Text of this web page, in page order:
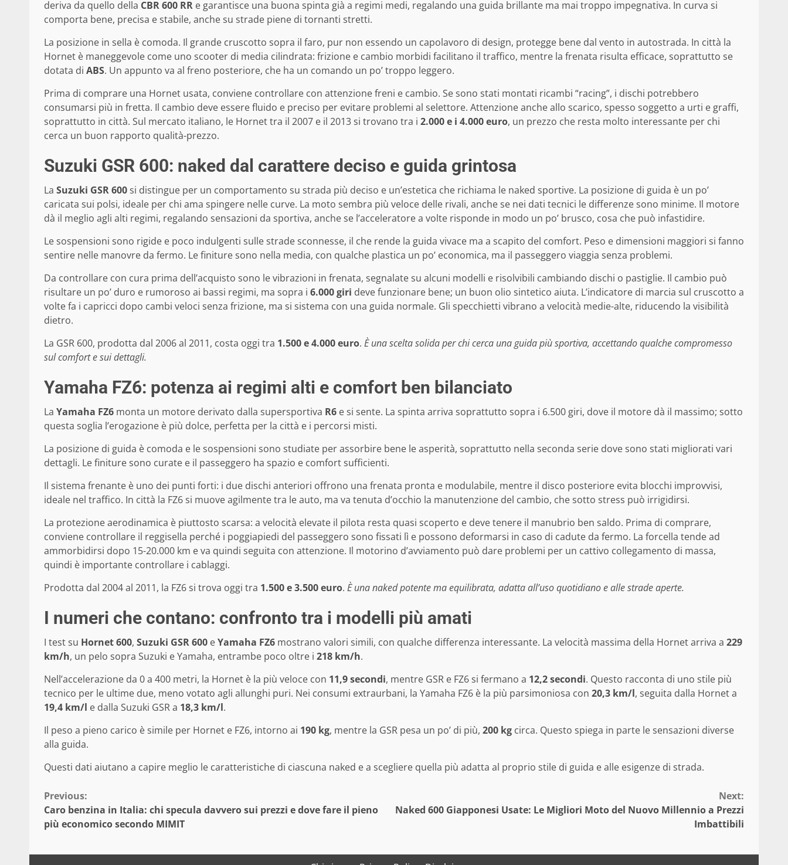
deriva da quello della CBR 600 RR e garantisce una buona spinta già a regimi medi, regalando una guida brillante ma mai troppo impegnativa. In curva si
comporta bene, precisa e stabile, anche su strade piene di tornanti stretti.
La posizione in sella è comoda. Il grande cruscotto sopra il faro, pur non essendo un capolavoro di design, protegge bene dal vento in autostrada. In città la
Hornet è maneggevole come uno scooter di media cilindrata: frizione e cambio morbidi facilitano il traffico, mentre la frenata risulta efficace, soprattutto se
dotata di ABS. Un appunto va al freno posteriore, che ha un comando un po’ troppo leggero.
Prima di comprare una Hornet usata, conviene controllare con attenzione freni e cambio. Se sono stati montati ricambi “racing”, i dischi potrebbero
consumarsi più in fretta. Il cambio deve essere fluido e preciso per evitare problemi al selettore. Attenzione anche allo scarico, spesso soggetto a urti e graffi,
soprattutto in città. Sul mercato italiano, le Hornet tra il 2007 e il 2013 si trovano tra i 2.000 e i 4.000 euro, un prezzo che resta molto interessante per chi
cerca un buon rapporto qualità-prezzo.
Suzuki GSR 600: naked dal carattere deciso e guida grintosa
La Suzuki GSR 600si distingue per un comportamento su strada più deciso e un’estetica che richiama le naked sportive. La posizione di guida è un po’
caricata sui polsi, ideale per chi ama spingere nelle curve. La moto sembra più veloce delle rivali, anche se nei dati tecnici le differenze sono minime. Il motore
dà il meglio agli alti regimi, regalando sensazioni da sportiva, anche se l’acceleratore a volte risponde in modo un po’ brusco, cosa che può infastidire.
Le sospensioni sono rigide e poco indulgenti sulle strade sconnesse, il che rende la guida vivace ma a scapito del comfort. Peso e dimensioni maggiori si fanno
sentire nelle manovre da fermo. Le finiture sono nella media, con qualche plastica un po’ economica, ma il passeggero viaggia senza problemi.
Da controllare con cura prima dell’acquisto sono le vibrazioni in frenata, segnalate su alcuni modelli e risolvibili cambiando dischi o pastiglie. Il cambio può
risultare un po’ duro e rumoroso ai bassi regimi, ma sopra i 6.000 giri deve funzionare bene; un buon olio sintetico aiuta. L’indicatore di marcia sul cruscotto a
volte fa i capricci dopo cambi veloci senza frizione, ma si sistema con una guida normale. Gli specchietti vibrano a velocità medie-alte, riducendo la visibilità
dietro.
La GSR 600, prodotta dal 2006 al 2011, costa oggi tra 1.500 e 4.000 euro. È una scelta solida per chi cerca una guida più sportiva, accettando qualche compromesso
sul comfort e sui dettagli.
Yamaha FZ6: potenza ai regimi alti e comfort ben bilanciato
La Yamaha FZ6 monta un motore derivato dalla supersportiva R6 e si sente. La spinta arriva soprattutto sopra i 6.500 giri, dove il motore dà il massimo; sotto
questa soglia l’erogazione è più dolce, perfetta per la città e i percorsi misti.
La posizione di guida è comoda e le sospensioni sono studiate per assorbire bene le asperità, soprattutto nella seconda serie dove sono stati migliorati vari
dettagli. Le finiture sono curate e il passeggero ha spazio e comfort sufficienti.
Il sistema frenante è uno dei punti forti: i due dischi anteriori offrono una frenata pronta e modulabile, mentre il disco posteriore evita blocchi improvvisi,
ideale nel traffico. In città la FZ6 si muove agilmente tra le auto, ma va tenuta d’occhio la manutenzione del cambio, che sotto stress può irrigidirsi.
La protezione aerodinamica è piuttosto scarsa: a velocità elevate il pilota resta quasi scoperto e deve tenere il manubrio ben saldo. Prima di comprare,
conviene controllare il reggisella perché i poggiapiedi del passeggero sono fissati lì e possono deformarsi in caso di cadute da fermo. La forcella tende ad
ammorbidirsi dopo 15-20.000 km e va quindi seguita con attenzione. Il motorino d’avviamento può dare problemi per un cattivo collegamento di massa,
quindi è importante controllare i cablaggi.
Prodotta dal 2004 al 2011, la FZ6 si trova oggi tra 1.500 e 3.500 euro. È una naked potente ma equilibrata, adatta all’uso quotidiano e alle strade aperte.
I numeri che contano: confronto tra i modelli più amati
I test su Hornet 600, Suzuki GSR 600 eYamaha FZ6 mostrano valori simili, con qualche differenza interessante. La velocità massima della Hornet arriva a 229
km/h, un pelo sopra Suzuki e Yamaha, entrambe poco oltre i 218 km/h.
Nell’accelerazione da 0 a 400 metri, la Hornet è la più veloce con 11,9 secondi, mentre GSR e FZ6 si fermano a 12,2 secondi. Questo racconta di uno stile più
tecnico per le ultime due, meno votato agli allunghi puri. Nei consumi extraurbani, la Yamaha FZ6 è la più parsimoniosa con 20,3 km/l, seguita dalla Hornet a
19,4 km/l e dalla Suzuki GSR a 18,3 km/l.
Il peso a pieno carico è simile per Hornet e FZ6, intorno ai 190 kg, mentre la GSR pesa un po’ di più, 200 kg circa. Questo spiega in parte le sensazioni diverse
alla guida.
Questi dati aiutano a capire meglio le caratteristiche di ciascuna naked e a scegliere quella più adatta al proprio stile di guida e alle esigenze di strada.
Continue
Reading
Previous:
Caro benzina in Italia: chi specula davvero sui prezzi e dove fare il pieno
più economico secondo MIMIT
Next:
Naked 600 Giapponesi Usate: Le Migliori Moto del Nuovo Millennio a Prezzi
Imbattibili